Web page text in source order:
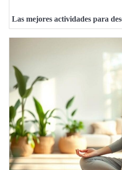
Las mejores actividades para